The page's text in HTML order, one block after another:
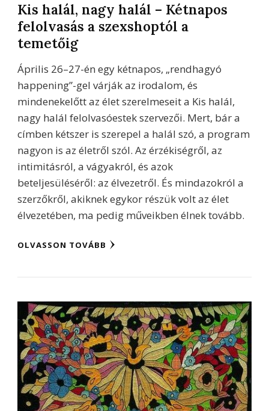
Kis halál, nagy halál – Kétnapos
felolvasás a szexshoptól a
temetőig
Április 26–27-én egy kétnapos, „rendhagyó
happening”-gel várják az irodalom, és
mindenekelőtt az élet szerelmeseit a Kis halál,
nagy halál felolvasóestek szervezői. Mert, bár a
címben kétszer is szerepel a halál szó, a program
nagyon is az életről szól. Az érzékiségről, az
intimitásról, a vágyakról, és azok
beteljesüléséről: az élvezetről. És mindazokról a
szerzőkről, akiknek egykor részük volt az élet
élvezetében, ma pedig műveikben élnek tovább.
OLVASSON TOVÁBB